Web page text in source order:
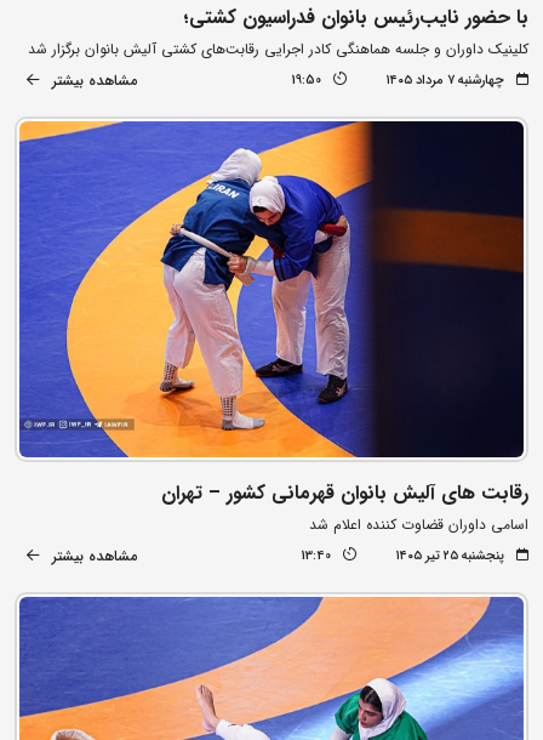
با حضور نایب‌رئیس بانوان فدراسیون کشتی؛
کلینیک داوران و جلسه هماهنگی کادر اجرایی رقابت‌های کشتی آلیش بانوان برگزار شد
چهارشنبه ۷ مرداد ۱۴۰۵ 19:50 مشاهده بیشتر
رقابت های آلیش بانوان قهرمانی کشور – تهران
اسامی داوران قضاوت کننده اعلام شد
پنجشنبه ۲۵ تیر ۱۴۰۵ 13:40 مشاهده بیشتر